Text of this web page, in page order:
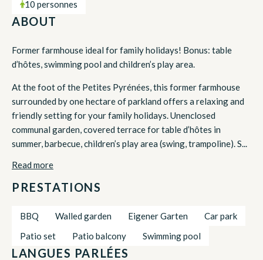
10 personnes
ABOUT
Former farmhouse ideal for family holidays! Bonus: table
d’hôtes, swimming pool and children’s play area.
At the foot of the Petites Pyrénées, this former farmhouse
surrounded by one hectare of parkland offers a relaxing and
friendly setting for your family holidays. Unenclosed
communal garden, covered terrace for table d’hôtes in
summer, barbecue, children’s play area (swing, trampoline). S...
Read more
PRESTATIONS
BBQ Walled garden Eigener Garten
Car park
Patio set
Patio balcony Swimming pool
LANGUES PARLÉES